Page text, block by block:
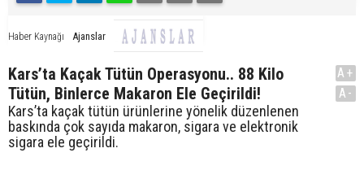
Haber Kaynağı Ajanslar
Kars’ta Kaçak Tütün Operasyonu.. 88 Kilo
Tütün, Binlerce Makaron Ele Geçirildi!
Kars’ta kaçak tütün ürünlerine yönelik düzenlenen
baskında çok sayıda makaron, sigara ve elektronik
sigara ele geçirildi.
A+
A-